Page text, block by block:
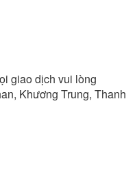
Khương Trung, Thanh